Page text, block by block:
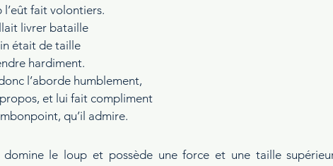
l’eût fait volontiers.
livrer bataille
était de taille
hardiment.
l’aborde humblement,
et lui fait compliment
qu’il admire.
domine le loup et possède une force et une taille